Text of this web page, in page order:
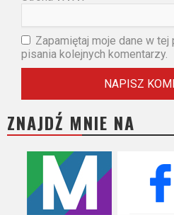
Zapamiętaj moje dane w
pisania kolejnych komentarzy.
ZNAJDŹ MNIE NA